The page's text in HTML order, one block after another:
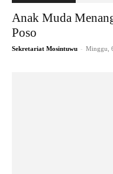
Anak Muda
Poso
Sekretariat Mosintuwu - Minggu,